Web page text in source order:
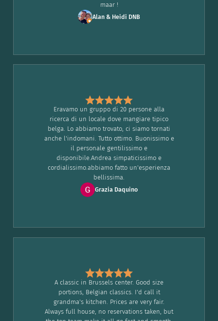
maar !
Alan & Heidi DNB
Eravamo un gruppo di 20 persone alla
ricerca di un locale dove mangiare tipico
belga. Lo abbiamo trovato, ci siamo tornati
anche l'indomani. Tutto ottimo. Buonissimo e
il personale gentilissimo e
disponibile.Andrea simpaticissimo e
cordialissimo.abbiamo fatto un'esperienza
bellissima.
Grazia Daquino
A classic in Brussels center. Good size
portions, Belgian classics. I'd call it
grandma's kitchen. Prices are very fair.
Always full house, no reservations taken, but